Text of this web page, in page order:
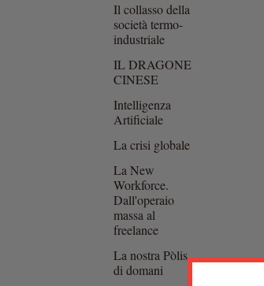
Il collasso della
società termo-
industriale
IL DRAGONE
CINESE
Intelligenza
Artificiale
La crisi globale
La New
Workforce.
Dall'operaio
massa al
freelance
La nostra Pòlis
di domani